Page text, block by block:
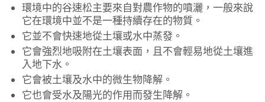
環境中的谷速松主要來自對農作物的噴灑，一般來說
它在環境中並不是一種持續存在的物質。
它並不會快速地從土壤或水中蒸發。
它會強烈地吸附在土壤表面，且不會輕易地從土壤進
入地下水。
它會被土壤及水中的微生物降解。
它也會受水及陽光的作用而發生降解。